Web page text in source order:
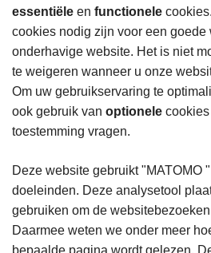
essentiële en functionele
cookies nodig zijn voor een goede
onderhavige website. Het is niet
te weigeren wanneer u onze
Om uw gebruikservaring te
ook gebruik van optionele
toestemming vragen.
Deze website gebruikt "MATOMO
doeleinden. Deze analysetool
gebruiken om de
Daarmee weten we onder meer